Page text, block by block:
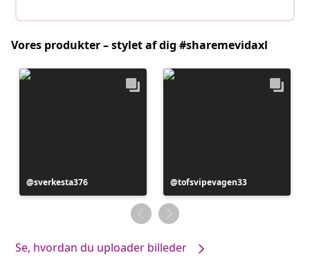
Vores produkter – stylet af dig #sharemevidaxl
Opslag
offentliggjort
sverkesta376
Opslag
offentliggjort
af
tofsvipevagen33
Se, hvordan du uploader billeder